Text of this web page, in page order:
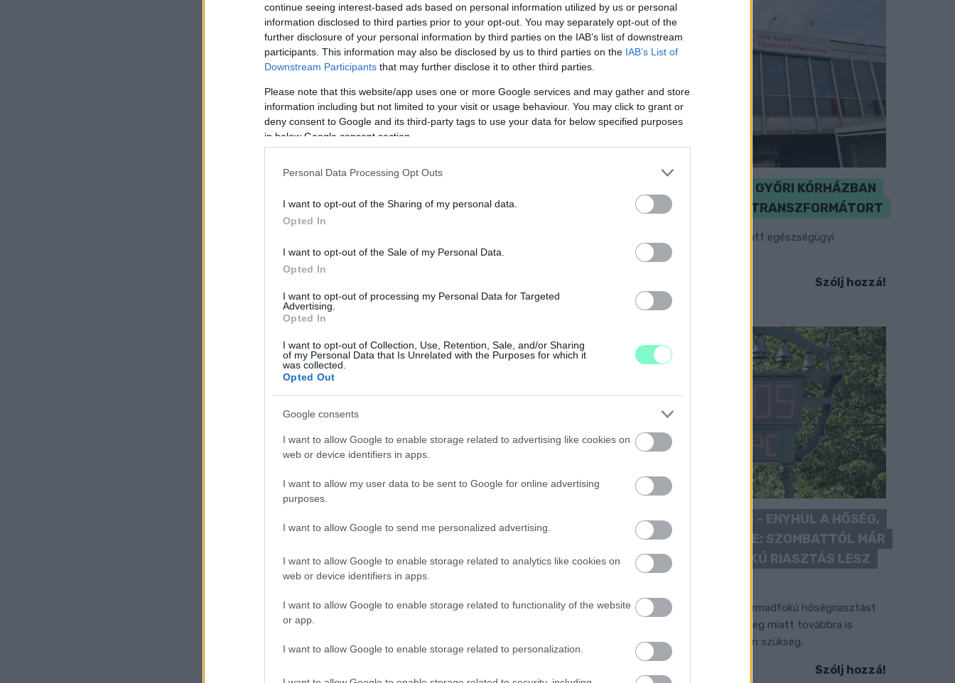
continue seeing interest-based ads based on personal information utilized by us or personal
information disclosed to third parties prior to your opt-out. You may separately opt-out of the
further disclosure of your personal information by third parties on the IAB’s list of downstream
participants. This information may also be disclosed by us to third parties on the IAB’s List of
Downstream Participants that may further disclose it to other third parties.
Please note that this website/app uses one or more Google services and may gather and store
information including but not limited to your visit or usage behaviour. You may click to grant or
deny consent to Google and its third-party tags to use your data for below specified purposes
in below Google consent section.
Personal Data Processing Opt Outs
I want to opt-out of the Sharing of my personal data.
Opted In
I want to opt-out of the Sale of my Personal Data.
Opted In
I want to opt-out of processing my Personal Data for Targeted
Advertising.
Opted In
I want to opt-out of Collection, Use, Retention, Sale, and/or Sharing
of my Personal Data that Is Unrelated with the Purposes for which it
was collected.
Opted Out
Google consents
I want to allow Google to enable storage related to advertising like cookies on
web or device identifiers in apps.
I want to allow my user data to be sent to Google for online advertising
purposes.
I want to allow Google to send me personalized advertising.
I want to allow Google to enable storage related to analytics like cookies on
web or device identifiers in apps.
I want to allow Google to enable storage related to functionality of the website
or app.
I want to allow Google to enable storage related to personalization.
KICSERÉLTÉK A GYŐRI KÓRHÁZBAN
MEGHIBÁSODOTT TRANSZFORMÁTORT
Megkezdték az elhalasztott egészségügyi
ellátásokat.
Szólj hozzá!
KÁNIKULA 2026 - ENYHÜL A HŐSÉG,
DE MÉG NINCS VÉGE: SZOMBATTÓL MÁR
“CSAK” MÁSODFOKÚ RIASZTÁS LESZ
A július vége óta tartó harmadfokú hőségriasztást
mérséklik, de a tartós meleg miatt továbbra is
fokozott óvatosságra van szükség.
Szólj hozzá!